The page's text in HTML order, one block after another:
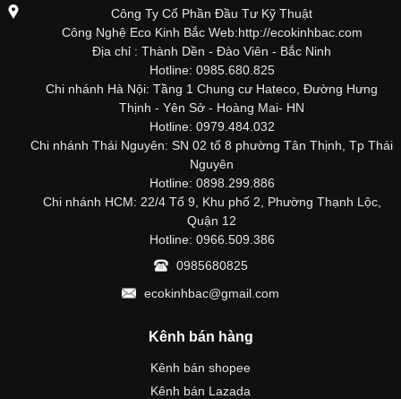
Công Ty Cổ Phần Đầu Tư Kỹ Thuật
Công Nghệ Eco Kinh Bắc Web:http://ecokinhbac.com
Địa chỉ : Thành Dền - Đào Viên - Bắc Ninh
Hotline: 0985.680.825
Chi nhánh Hà Nội: Tầng 1 Chung cư Hateco, Đường Hưng
Thịnh - Yên Sở - Hoàng Mai- HN
Hotline: 0979.484.032
Chi nhánh Thái Nguyên: SN 02 tổ 8 phường Tân Thịnh, Tp Thái
Nguyên
Hotline: 0898.299.886
Chi nhánh HCM: 22/4 Tổ 9, Khu phố 2, Phường Thạnh Lộc,
Quận 12
Hotline: 0966.509.386
0985680825
ecokinhbac@gmail.com
Kênh bán hàng
Kênh bán shopee
Kênh bán Lazada